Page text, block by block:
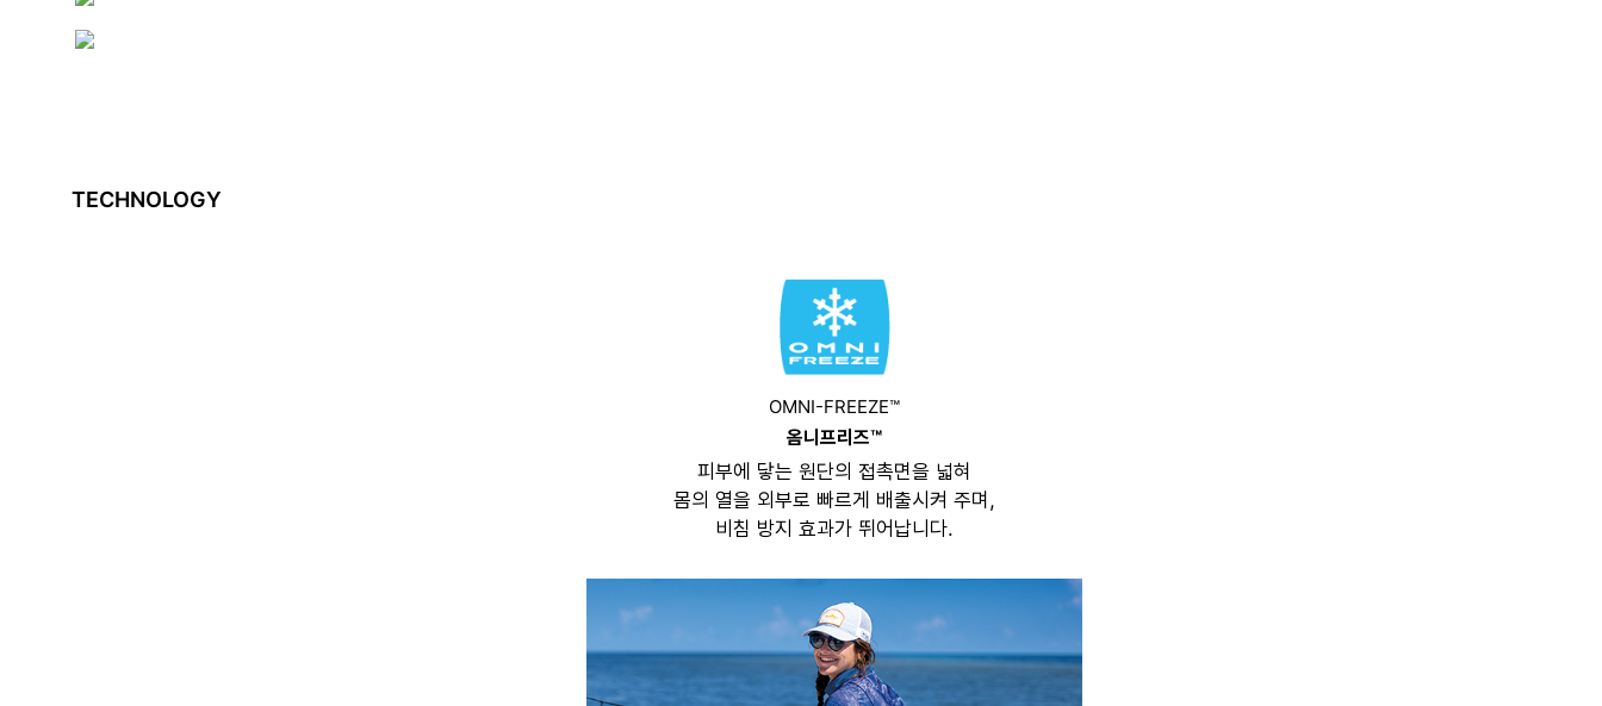
TECHNOLOGY
OMNI-FREEZE™
옴니프리즈™
피부에 닿는 원단의 접촉면을 넓혀
몸의 열을 외부로 빠르게 배출시켜 주며,
비침 방지 효과가 뛰어납니다.